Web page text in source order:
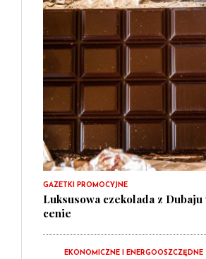
GAZETKI PROMOCYJNE
Luksusowa czekolada z
cenie
EKONOMICZNE I ENERGOOSZCZĘDNE